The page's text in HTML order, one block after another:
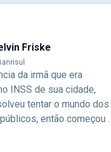
Friske
da irmã que era
INSS de sua cidade,
tentar o mundo dos
então começou a
contéudo gratuito que a